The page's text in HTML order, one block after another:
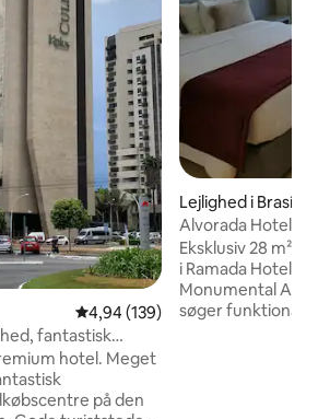
4,94 ud af 5 i gennemsnitlig
4,94 (139)
fantastisk
hotel. Meget
på den
Lejlighed i Brasília
Alvorada Hotel-
monumental akse
Eksklusiv 28 m²
i Ramada Hotel,
Monumental
søger